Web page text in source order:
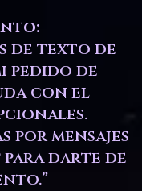
de texto de
pedido de
con el
por mensajes
para darte de